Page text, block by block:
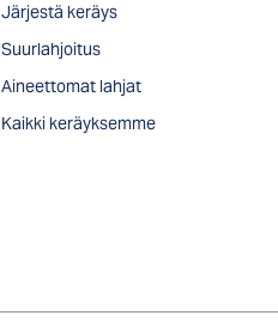
Järjestä keräys
Suurlahjoitus
Aineettomat lahjat
Kaikki keräyksemme